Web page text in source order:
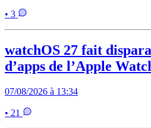
• 3
watchOS 27 fait
d’apps de l’Apple
07/08/2026 à 13:34
• 21